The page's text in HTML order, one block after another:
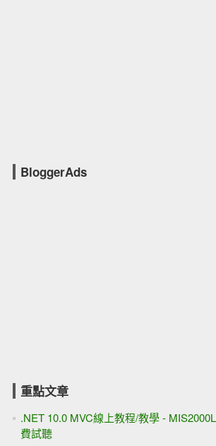
BloggerAds
重點文章
.NET 10.0 MVC線上教程/教學 -
費試聽